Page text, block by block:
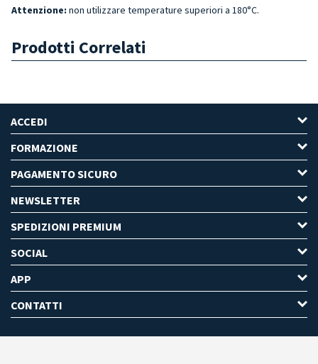
Attenzione: non utilizzare temperature superiori a 180°C.
Prodotti Correlati
ACCEDI
FORMAZIONE
PAGAMENTO SICURO
NEWSLETTER
SPEDIZIONI PREMIUM
SOCIAL
APP
CONTATTI